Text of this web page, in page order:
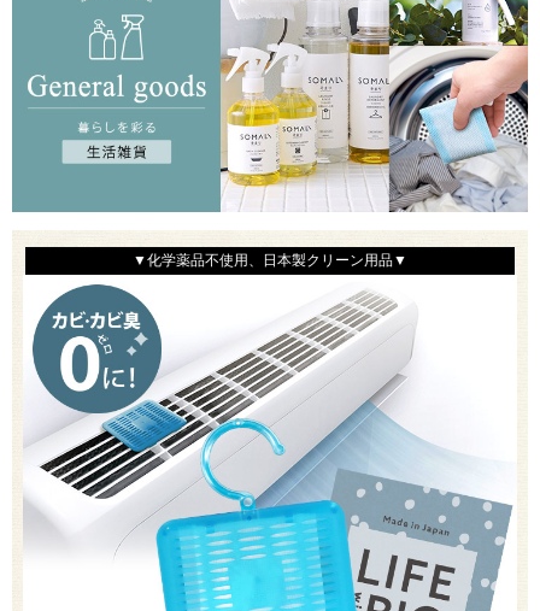
▼化学薬品不使用、日本製クリーン用品▼